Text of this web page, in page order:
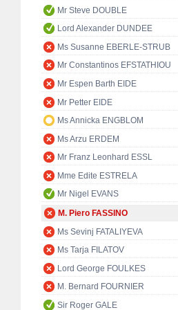
Mr Steve DOUBLE
Lord Alexander DUNDEE
Ms Susanne EBERLE-STRUB
Mr Constantinos EFSTATHIOU
Mr Espen Barth EIDE
Mr Petter EIDE
Ms Annicka ENGBLOM
Ms Arzu ERDEM
Mr Franz Leonhard ESSL
Mme Edite ESTRELA
Mr Nigel EVANS
M. Piero FASSINO
Ms Sevinj FATALIYEVA
Ms Tarja FILATOV
Lord George FOULKES
M. Bernard FOURNIER
Sir Roger GALE